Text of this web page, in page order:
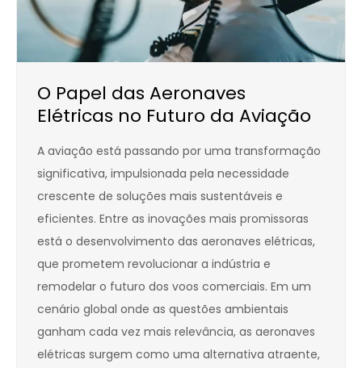
O Papel das Aeronaves
Elétricas no Futuro da Aviação
A aviação está passando por uma transformação
significativa, impulsionada pela necessidade
crescente de soluções mais sustentáveis e
eficientes. Entre as inovações mais promissoras
está o desenvolvimento das aeronaves elétricas,
que prometem revolucionar a indústria e
remodelar o futuro dos voos comerciais. Em um
cenário global onde as questões ambientais
ganham cada vez mais relevância, as aeronaves
elétricas surgem como uma alternativa atraente,